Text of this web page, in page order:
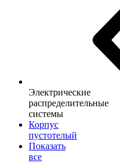
Электрические
распределительные
системы
Корпус
пустотелый
Показать
все